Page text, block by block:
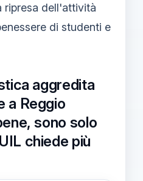
ripresa dell'attività
di studenti e
aggredita
a Reggio
sono solo
chiede più